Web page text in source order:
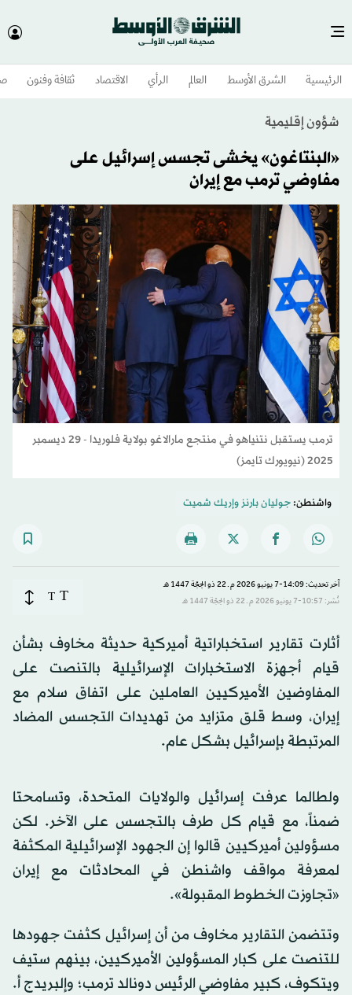
الرئيسية الشرق الأوسط​ العالم الرأي الاقتصاد ثقافة وفنون
شؤون إقليمية
«البنتاغون» يخشى تجسس إسرائيل على
مفاوضي ترمب مع إيران
ترمب يستقبل نتنياهو في منتجع مارالاغو بولاية فلوريدا - 29 ديسمبر
2025 (نيويورك تايمز)
واشنطن:جوليان بارنز وإريك شميت
آخر تحديث: 14:09-7 يونيو 2026 م ـ 22 ذو الحِجّة 1447 هـ
نُشر: 10:57-7 يونيو 2026 م ـ 22 ذو الحِجّة 1447 هـ
T
T
أثارت تقارير استخباراتية أميركية حديثة مخاوف بشأن
قيام أجهزة الاستخبارات الإسرائيلية بالتنصت على
المفاوضين الأميركيين العاملين على اتفاق سلام مع
إيران، وسط قلق متزايد من تهديدات التجسس المضاد
المرتبطة بإسرائيل بشكل عام.
ولطالما عرفت إسرائيل والولايات المتحدة، وتسامحتا
ضمناً، مع قيام كل طرف بالتجسس على الآخر. لكن
مسؤولين أميركيين قالوا إن الجهود الإسرائيلية المكثفة
لمعرفة مواقف واشنطن في المحادثات مع إيران
«تجاوزت الخطوط المقبولة».
وتتضمن التقارير مخاوف من أن إسرائيل كثفت جهودها
للتنصت على كبار المسؤولين الأميركيين، بينهم ستيف
ويتكوف، كبير مفاوضي الرئيس دونالد ترمب؛ وإلبريدج أ.